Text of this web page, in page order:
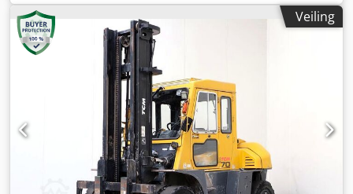
draagvermogen:3.000 kg, hefhoogte:3.500 mm, masttype:
Simplex
zijverschuiving
, Geen minimumprijs –
gegarandeerde verkoop tegen het hoogste bod!
TECHNISCHE GEGEVENS Draagvermogen: 3.000 kg
Heelhoogte: 3.500 mm Bouwhoogte: 2.422 mm Afstand
zwaartepunt last: 600 mm MACHINEGEGEVENS Masttype:
Simplex Brandstoftype: Elektrisch Nominaal vermogen: 12
kW ISO-klasse: 3 (2.500–4.999 kg) Batterijspanning: 80 V
Gebruiksuren: 14.745 uur Dodpfx Aezrgb Noi Ueck
UITVOERING Zijdelingse verschuiving 3e ventiel 4e ventiel
Verwarming Volledige cabine Externe referentie: SL14251
Veiling